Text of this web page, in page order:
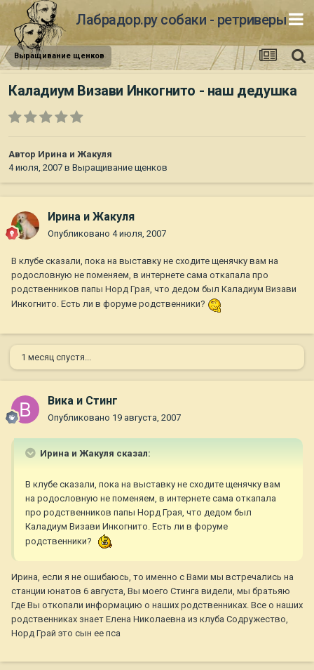
Лабрадор.ру собаки - ретриверы
Выращивание щенков
Каладиум Визави Инкогнито - наш дедушка
Автор Ирина и Жакуля
4 июля, 2007 в Выращивание щенков
Ирина и Жакуля
Опубликовано 4 июля, 2007
В клубе сказали, пока на выставку не сходите щенячку вам на
родословную не поменяем, в интернете сама откапала про
родственников папы Норд Грая, что дедом был Каладиум Визави
Инкогнито. Есть ли в форуме родственники?
1 месяц спустя...
Вика и Стинг
Опубликовано 19 августа, 2007
Ирина и Жакуля сказал:
В клубе сказали, пока на выставку не сходите щенячку вам
на родословную не поменяем, в интернете сама откапала
про родственников папы Норд Грая, что дедом был
Каладиум Визави Инкогнито. Есть ли в форуме
родственники?
Ирина, если я не ошибаюсь, то именно с Вами мы встречались на
станции юнатов 6 августа, Вы моего Стинга видели, мы братьяю
Где Вы откопали информацию о наших родственниках. Все о наших
родственниках знает Елена Николаевна из клуба Содружество,
Норд Грай это сын ее пса